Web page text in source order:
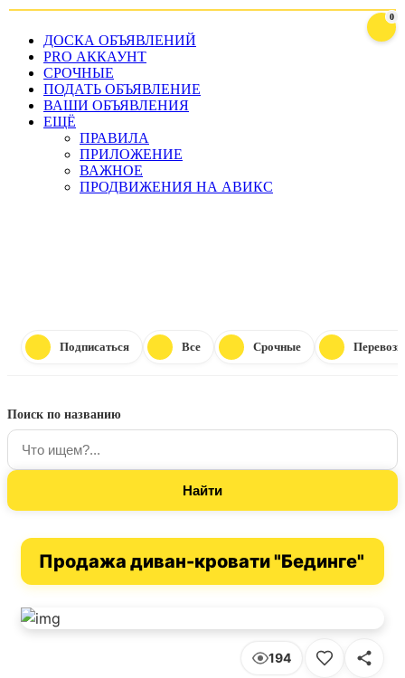
ДОСКА ОБЪЯВЛЕНИЙ
PRO АККАУНТ
СРОЧНЫЕ
ПОДАТЬ ОБЪЯВЛЕНИЕ
ВАШИ ОБЪЯВЛЕНИЯ
ЕЩЁ
ПРАВИЛА
ПРИЛОЖЕНИЕ
ВАЖНОЕ
ПРОДВИЖЕНИЯ НА АВИКС
0
0%
Подписаться Все Срочные
Поиск по названию
Продажа диван-кровати "Бединге"
194